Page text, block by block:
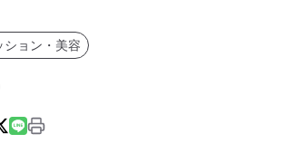
ション・美容